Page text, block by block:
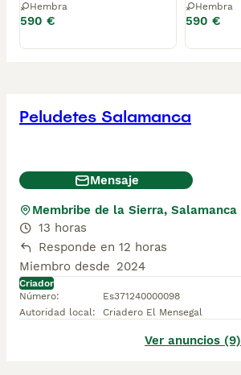
Hembra
590 €
Hembra
590 €
Peludetes Salamanca
Mensaje
Membribe de la Sierra, Salamanca
13 horas
Responde en 12 horas
Miembro desde 2024
Criador
Número:
Es371240000098
Autoridad local: Criadero El Mensegal
Ver anuncios (9)